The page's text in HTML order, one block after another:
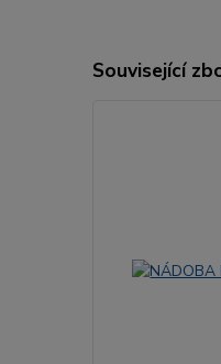
Související